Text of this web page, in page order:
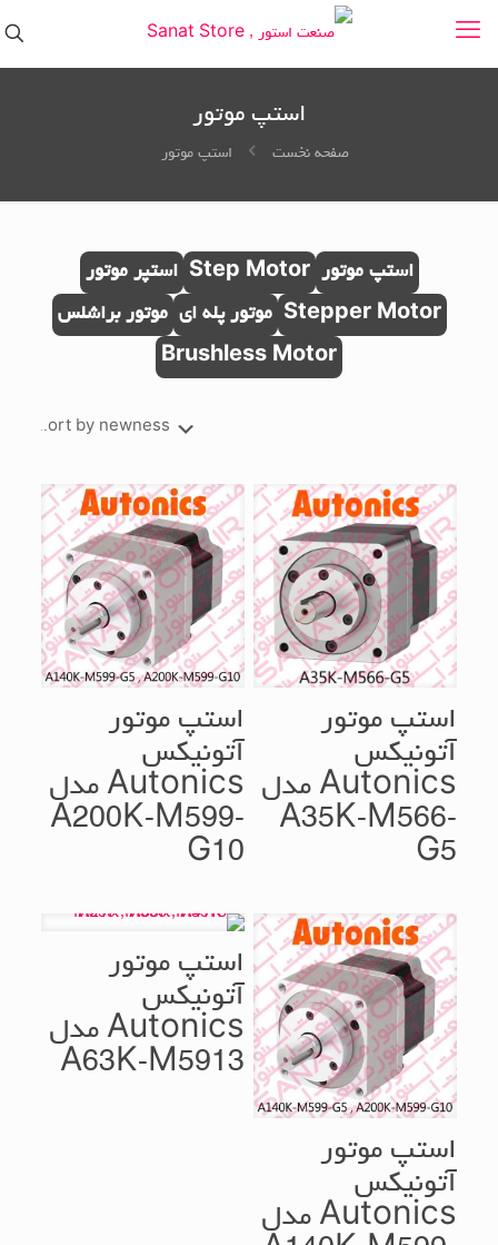
استپ موتور
صفحه نخست استپ موتور
استپ موتور Step Motor استپر موتور
Stepper Motor موتور پله ای موتور براشلس
Brushless Motor
استپ موتور
آتونیکس
Autonics مدل
A35K-M566-
G5
استپ موتور
آتونیکس
Autonics مدل
A200K-M599-
G10
استپ موتور
آتونیکس
Autonics مدل
استپ موتور
آتونیکس
Autonics مدل
A63K-M5913